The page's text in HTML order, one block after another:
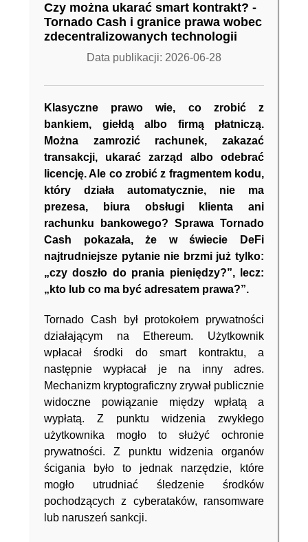
Czy można ukarać smart kontrakt? -
Tornado Cash i granice prawa wobec
zdecentralizowanych technologii
Data publikacji: 2026-06-28
Klasyczne prawo wie, co zrobić z
bankiem, giełdą albo firmą płatniczą.
Można zamrozić rachunek, zakazać
transakcji, ukarać zarząd albo odebrać
licencję. Ale co zrobić z fragmentem kodu,
który działa automatycznie, nie ma
prezesa, biura obsługi klienta ani
rachunku bankowego? Sprawa Tornado
Cash pokazała, że w świecie DeFi
najtrudniejsze pytanie nie brzmi już tylko:
„czy doszło do prania pieniędzy?”, lecz:
„kto lub co ma być adresatem prawa?”.
Tornado Cash był protokołem prywatności
działającym na Ethereum. Użytkownik
wpłacał środki do smart kontraktu, a
następnie wypłacał je na inny adres.
Mechanizm kryptograficzny zrywał publicznie
widoczne powiązanie między wpłatą a
wypłatą. Z punktu widzenia zwykłego
użytkownika mogło to służyć ochronie
prywatności. Z punktu widzenia organów
ścigania było to jednak narzędzie, które
mogło utrudniać śledzenie środków
pochodzących z cyberataków, ransomware
lub naruszeń sankcji.